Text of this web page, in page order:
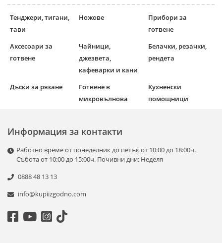
Тенджери, тигани,
тави
Ножове
Прибори за
готвене
Аксесоари за
готвене
Чайници,
джезвета,
кафеварки и кани
Белачки, резачки,
рендета
Дъски за рязане
Готвене в
микровълнова
Кухненски
помощници
Информация за контакти
Работно време от понеделник до петък от 10:00 до 18:00ч.
Събота от 10:00 до 15:00ч. Почивни дни: Неделя
0888 48 13 13
info@kupiizgodno.com